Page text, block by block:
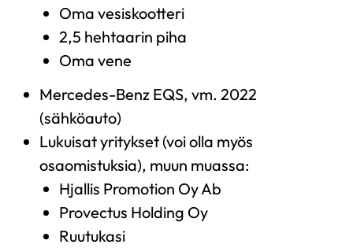
Oma vesiskootteri
2,5 hehtaarin piha
Oma vene
Mercedes-Benz EQS, vm. 2022
(sähköauto)
Lukuisat yritykset (voi olla myös
osaomistuksia), muun muassa:
Hjallis Promotion Oy Ab
Provectus Holding Oy
Ruutukasi